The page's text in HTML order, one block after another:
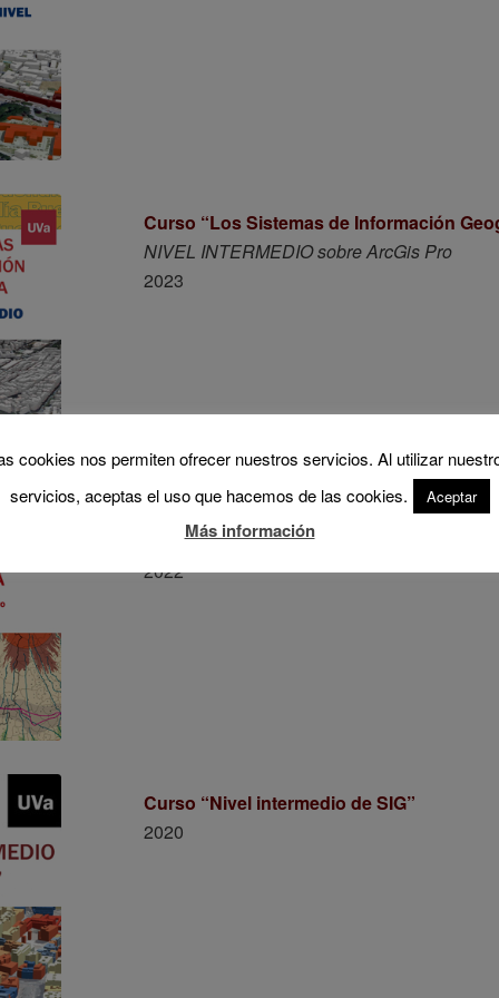
Curso “Los Sistemas de Información
NIVEL INTERMEDIO sobre ArcGis Pro
2023
Curso “Los Sistemas de Información
Fundamentos y Nivel Básico. 1ª edición
2022
Curso “Nivel intermedio de SIG”
2020
cookies nos permiten ofrecer nuestros servicios. Al utilizar
servicios, aceptas el uso que hacemos de las cookies.
Aceptar
Más información